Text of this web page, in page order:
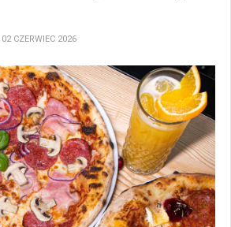
02 CZERWIEC 2026